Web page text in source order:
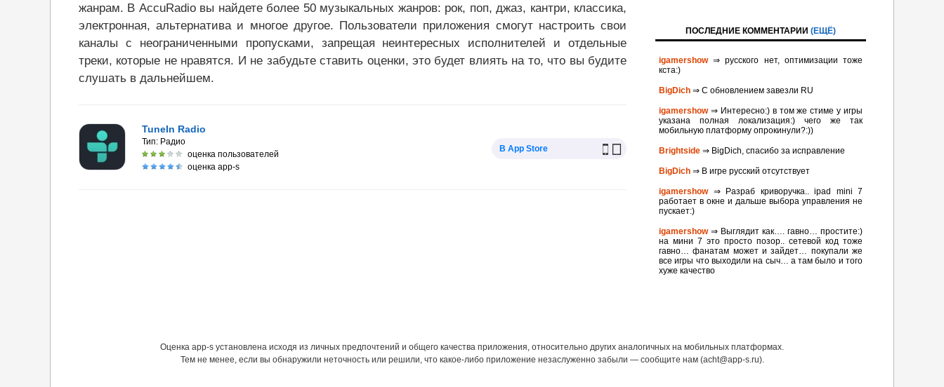
жанрам. В AccuRadio вы найдете более 50 музыкальных жанров: рок, поп, джаз, кантри, классика,
электронная, альтернатива и многое другое. Пользователи приложения смогут настроить свои
каналы с неограниченными пропусками, запрещая неинтересных исполнителей и отдельные
треки, которые не нравятся. И не забудьте ставить оценки, это будет влиять на то, что вы будите
слушать в дальнейшем.
TuneIn Radio
Тип: Радио
оценка пользователей
оценка app-s
В App Store
ПОСЛЕДНИЕ КОММЕНТАРИИ (ЕЩЁ)
igamershow⇒ русского нет, оптимизации тоже
кста:)
BigDich ⇒ С обновлением завезли RU
igamershow⇒ Интересно:) в том же стиме у игры
указана полная локализация:) чего же так
мобильную платформу опрокинули?:))
Brightside ⇒ BigDich, спасибо за исправление
BigDich ⇒ В игре русский отсутствует
igamershow⇒ Разраб криворучка.. ipad mini 7
работает в окне и дальше выбора управления не
пускает:)
igamershow⇒ Выглядит как…. гавно… простите:)
на мини 7 это просто позор.. сетевой код тоже
гавно… фанатам может и зайдет… покупали же
все игры что выходили на сыч… а там было и того
хуже качество
Оценка app-s установлена исходя из личных предпочтений и общего качества приложения, относительно других аналогичных на мобильных платформах.
Тем не менее, если вы обнаружили неточность или решили, что какое-либо приложение незаслуженно забыли — сообщите нам (acht@app-s.ru).